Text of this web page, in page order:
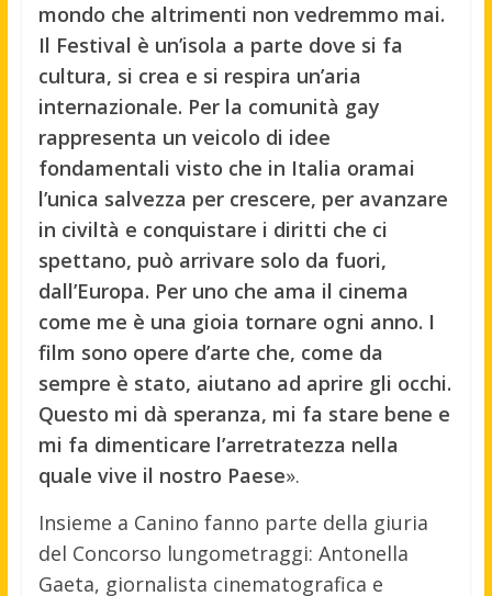
mondo che altrimenti non vedremmo mai.
Il Festival è un’isola a parte dove si fa
cultura, si crea e si respira un’aria
internazionale. Per la comunità gay
rappresenta un veicolo di idee
fondamentali visto che in Italia oramai
l’unica salvezza per crescere, per avanzare
in civiltà e conquistare i diritti che ci
spettano, può arrivare solo da fuori,
dall’Europa. Per uno che ama il cinema
come me è una gioia tornare ogni anno. I
film sono opere d’arte che, come da
sempre è stato, aiutano ad aprire gli occhi.
Questo mi dà speranza, mi fa stare bene e
mi fa dimenticare l’arretratezza nella
quale vive il nostro Paese».
Insieme a Canino fanno parte della giuria
del Concorso lungometraggi: Antonella
Gaeta, giornalista cinematografica e